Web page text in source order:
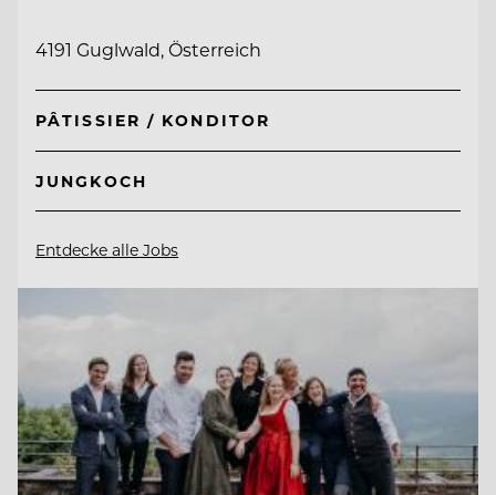
4191 Guglwald, Österreich
PÂTISSIER / KONDITOR
JUNGKOCH
Entdecke alle Jobs